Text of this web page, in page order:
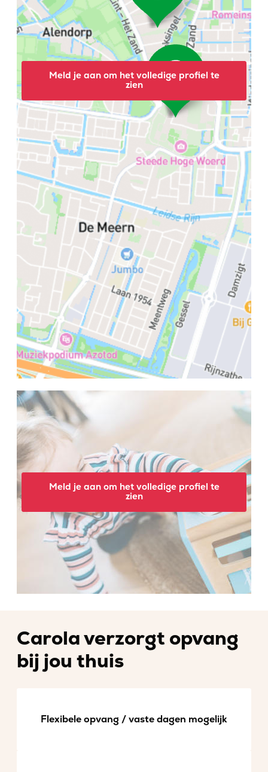
Meld je aan om het volledige profiel te
zien
Meld je aan om het volledige profiel te
zien
Carola verzorgt opvang
bij jou thuis
Flexibele opvang / vaste dagen mogelijk